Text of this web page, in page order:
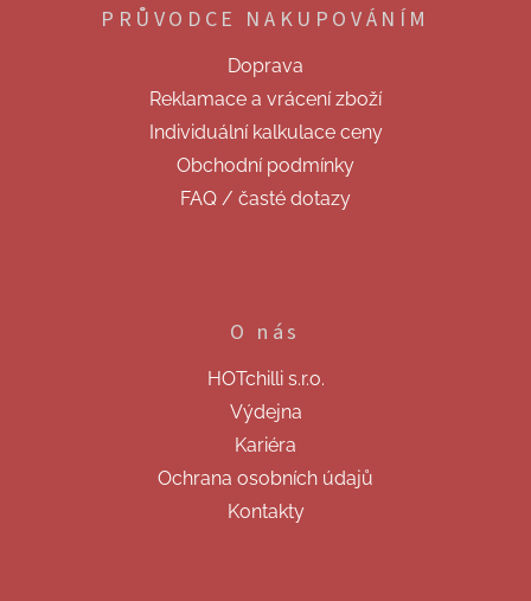
PRŮVODCE NAKUPOVÁNÍM
Doprava
Reklamace a vrácení zboží
Individuální kalkulace ceny
Obchodní podmínky
FAQ / časté dotazy
O nás
HOTchilli s.r.o.
Výdejna
Kariéra
Ochrana osobních údajů
Kontakty